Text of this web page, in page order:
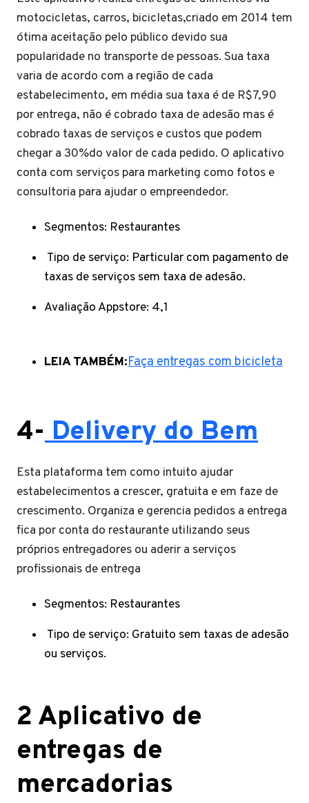
motocicletas, carros, bicicletas,criado em 2014 tem
ótima aceitação pelo público devido sua
popularidade no transporte de pessoas. Sua taxa
varia de acordo com a região de cada
estabelecimento, em média sua taxa é de R$7,90
por entrega, não é cobrado taxa de adesão mas é
cobrado taxas de serviços e custos que podem
chegar a 30%do valor de cada pedido. O aplicativo
conta com serviços para marketing como fotos e
consultoria para ajudar o empreendedor.
Segmentos: Restaurantes
Tipo de serviço: Particular com pagamento de
taxas de serviços sem taxa de adesão.
Avaliação Appstore: 4,1
LEIA TAMBÉM:Faça entregas com bicicleta
4-Delivery do Bem
Esta plataforma tem como intuito ajudar
estabelecimentos a crescer, gratuita e em faze de
crescimento. Organiza e gerencia pedidos a entrega
fica por conta do restaurante utilizando seus
próprios entregadores ou aderir a serviços
profissionais de entrega
Segmentos: Restaurantes
Tipo de serviço: Gratuito sem taxas de adesão
ou serviços.
2 Aplicativo de
entregas de
mercadorias